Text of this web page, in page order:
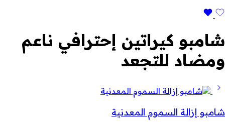
شامبو كيراتين إحترافي ناعم
ومضاد للتجعد
شامبو إزالة السموم المعدنية